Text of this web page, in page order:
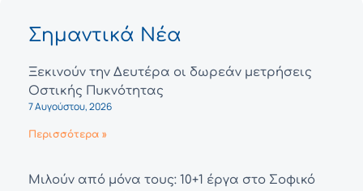
Σημαντικά Νέα
Ξεκινούν την Δευτέρα οι δωρεάν μετρήσεις
Οστικής Πυκνότητας
7 Αυγούστου, 2026
Περισσότερα »
Μιλούν από μόνα τους: 10+1 έργα στο Σοφικό